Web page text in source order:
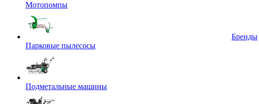
Мотопомпы
Парковые пылесосы
Подметальные машины
Бренды